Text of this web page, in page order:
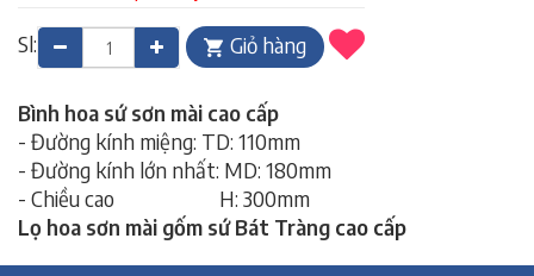
Sl:
Giỏ hàng
Bình hoa sứ sơn mài cao cấp
- Đường kính miệng: TD: 110mm
- Đường kính lớn nhất: MD: 180mm
- Chiều cao H: 300mm
Lọ hoa sơn mài gốm sứ Bát Tràng cao cấp